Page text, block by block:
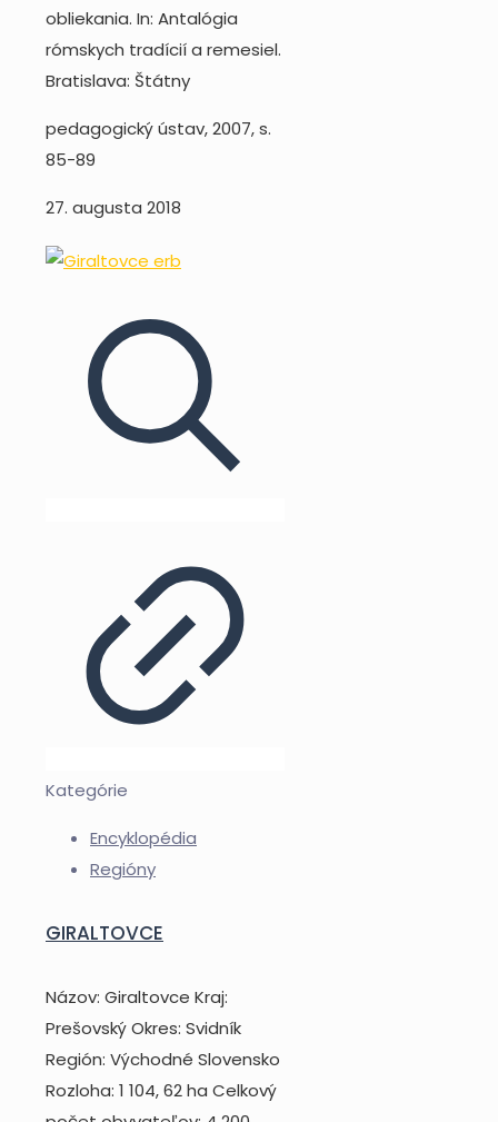
obliekania. In: Antalógia
rómskych tradícií a remesiel.
Bratislava: Štátny
pedagogický ústav, 2007, s.
85-89
27. augusta 2018
Kategórie
Encyklopédia
Regióny
GIRALTOVCE
Názov: Giraltovce Kraj:
Prešovský Okres: Svidník
Región: Východné Slovensko
Rozloha: 1 104, 62 ha Celkový